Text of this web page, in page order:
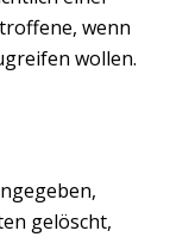
wenn
wollen.
gelöscht,